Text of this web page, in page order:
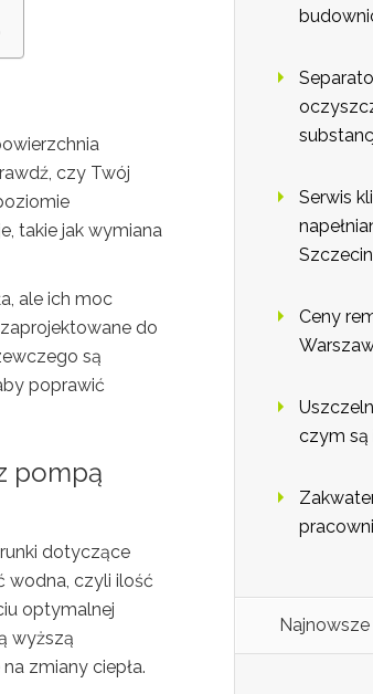
czy Twój
takie jak wymiana
ale ich moc
do
są
poprawić
pompą
dotyczące
wodna, czyli ilość
optymalnej
wyższą
zmiany ciepła.
Serwis
Szczecin
Ceny
czym są